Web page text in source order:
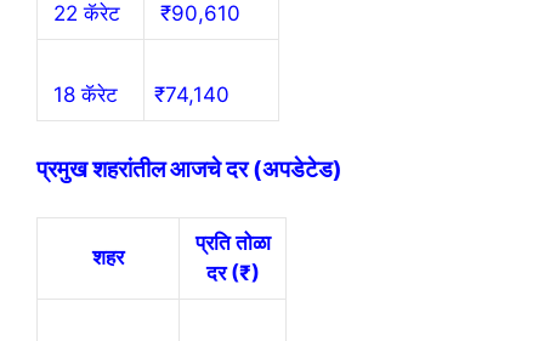
22 कॅरेट ₹90,610
18 कॅरेट ₹74,140
प्रमुख शहरांतील आजचे दर (अपडेटेड)
शहर
प्रति तोळा
दर (₹)